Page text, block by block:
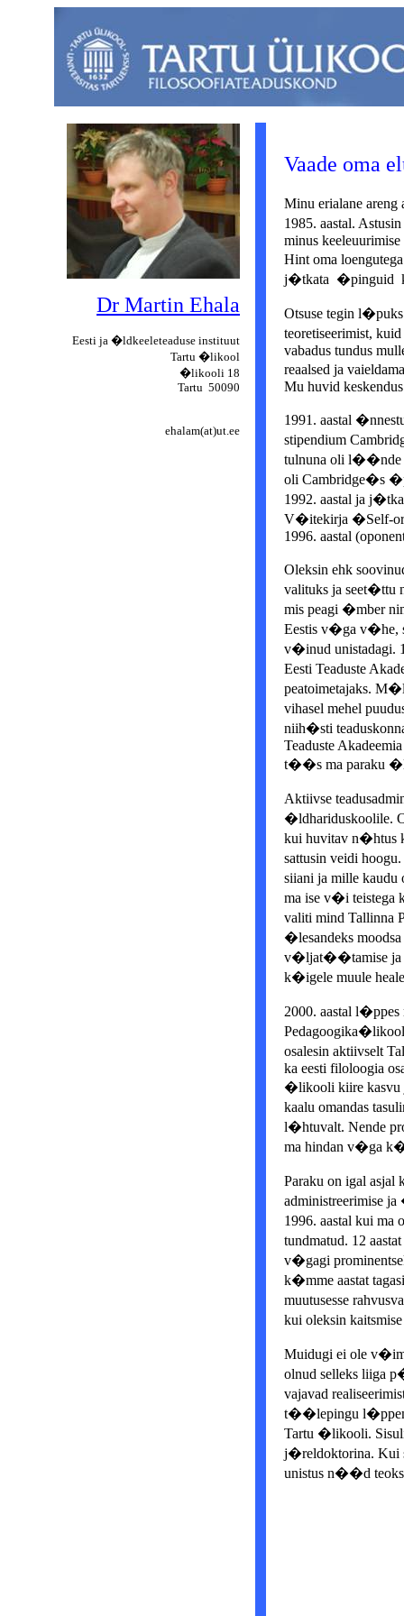
Dr Martin Ehala
Eesti ja �ldkeeleteaduse instituut
Tartu �likool
�likooli 18
Tartu 50090
ehalam(at)ut.ee
Vaade oma
Minu erialane areng
1985. aastal.
minus
Hint oma
j�tkata �pinguid
Otsuse tegin
teoretiseerimist,
vabadus tundus
reaalsed ja
Mu huvid keskendus
1991. aastal
stipendium
tulnuna oli l��nde
oli Cambridge�s
1992. aastal ja
V�itekirja �Self-
1996. aastal
Oleksin ehk
valituks ja seet�ttu
mis peagi �mber
Eestis v�ga v�he,
v�inud unistadagi.
Eesti Teaduste
peatoimetajaks.
vihasel mehel
niih�sti
Teaduste
t��s ma paraku
Aktiivse
�ldhariduskoolile.
kui huvitav n�htus
sattusin veidi
siiani ja mille
ma ise v�i teistega
valiti mind Tallinna
�lesandeks moodsa
v�ljat��tamise ja
k�igele muule
2000. aastal
osalesin aktiivselt
ka eesti filoloogia
�likooli kiire kasvu
kaalu omandas
l�htuvalt. Nende
ma hindan v�ga
Paraku on igal asjal
administreerimise
1996. aastal kui
tundmatud. 12
v�gagi
k�mme aastat
muutusesse
kui oleksin
Muidugi ei ole
olnud selleks liiga
vajavad
t��lepingu
Tartu �likooli.
j�reldoktorina. Kui
unistus n��d teoks